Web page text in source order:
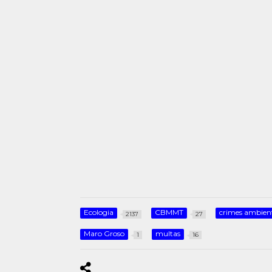
Ecologia 2137 CBMMT 27 crimes
Maro Groso 1 multas 16